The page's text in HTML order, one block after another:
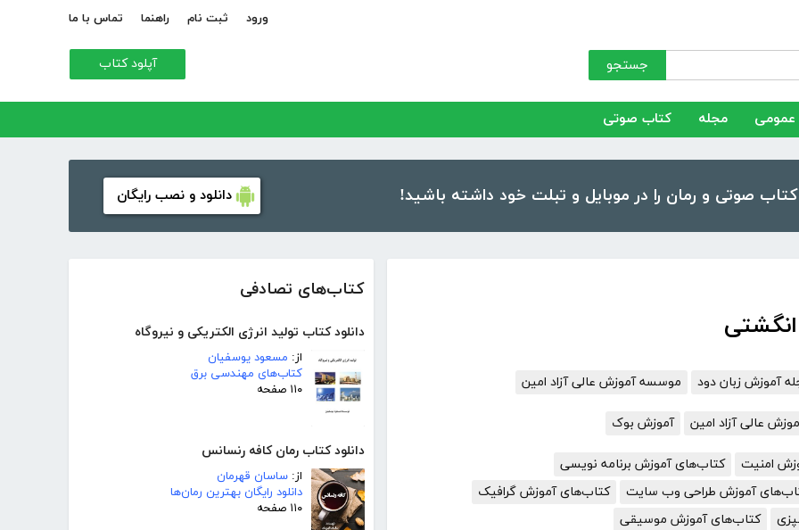
ورود ثبت نام راهنما تماس با ما
جستجو آپلود کتاب
عمومی مجله کتاب صوتی
دانلود و نصب رایگان
کتاب‌های تصادفی
دانلود کتاب تولید انرژی الکتریکی و نیروگاه
از: مسعود یوسفیان
کتاب‌های مهندسی برق
۱۱۰ صفحه
دانلود کتاب رمان کافه رنسانس
از: ساسان قهرمان
دانلود رایگان بهترین رمان‌ها
۱۱۰ صفحه
آموزش زبان دود موسسه آموزش عالی آزاد امین
عالی آزاد امین آموزش بوک
امنیت
کتاب‌های آموزش برنامه نویسی
آموزش طراحی وب سایت
کتاب‌های آموزش گرافیک
کتاب‌های آموزش موسیقی